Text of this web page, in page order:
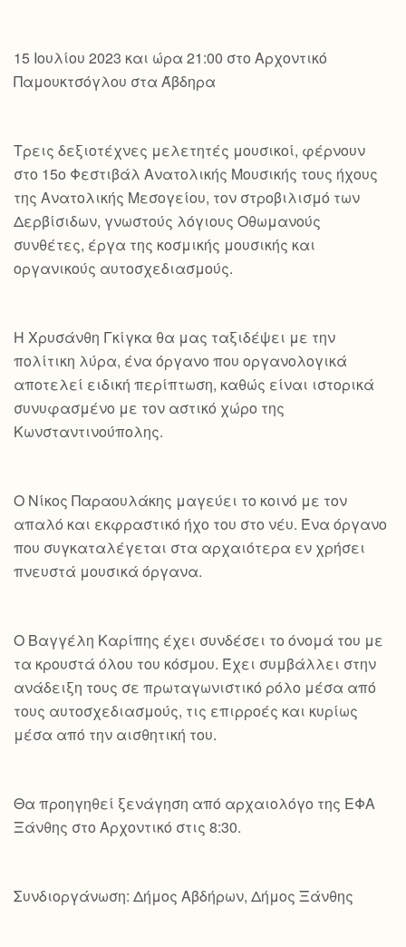
15 Ιουλίου 2023 και ώρα 21:00 στο Αρχοντικό
Παμουκτσόγλου στα Άβδηρα
Τρεις δεξιοτέχνες μελετητές μουσικοί, φέρνουν
στο 15ο Φεστιβάλ Ανατολικής Μουσικής τους ήχους
της Ανατολικής Μεσογείου, τον στροβιλισμό των
Δερβίσιδων, γνωστούς λόγιους Οθωμανούς
συνθέτες, έργα της κοσμικής μουσικής και
οργανικούς αυτοσχεδιασμούς.
Η Χρυσάνθη Γκίγκα θα μας ταξιδέψει με την
πολίτικη λύρα, ένα όργανο που οργανολογικά
αποτελεί ειδική περίπτωση, καθώς είναι ιστορικά
συνυφασμένο με τον αστικό χώρο της
Κωνσταντινούπολης.
Ο Νίκος Παραουλάκης μαγεύει το κοινό με τον
απαλό και εκφραστικό ήχο του στο νέυ. Ένα όργανο
που συγκαταλέγεται στα αρχαιότερα εν χρήσει
πνευστά μουσικά όργανα.
Ο Βαγγέλη Καρίπης έχει συνδέσει το όνομά του με
τα κρουστά όλου του κόσμου. Έχει συμβάλλει στην
ανάδειξη τους σε πρωταγωνιστικό ρόλο μέσα από
τους αυτοσχεδιασμούς, τις επιρροές και κυρίως
μέσα από την αισθητική του.
Θα προηγηθεί ξενάγηση από αρχαιολόγο της ΕΦΑ
Ξάνθης στο Αρχοντικό στις 8:30.
Συνδιοργάνωση: Δήμος Αβδήρων, Δήμος Ξάνθης